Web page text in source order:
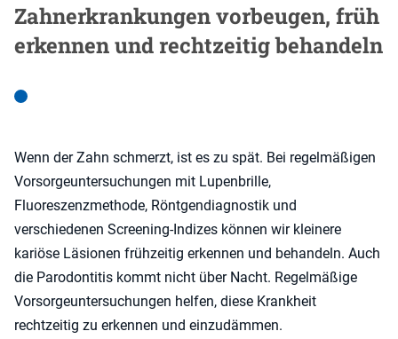
Zahnerkrankungen vorbeugen, früh
erkennen und rechtzeitig behandeln
Wenn der Zahn schmerzt, ist es zu spät. Bei regelmäßigen
Vorsorgeuntersuchungen mit Lupenbrille,
Fluoreszenzmethode, Röntgendiagnostik und
verschiedenen Screening-Indizes können wir kleinere
kariöse Läsionen frühzeitig erkennen und behandeln. Auch
die Parodontitis kommt nicht über Nacht. Regelmäßige
Vorsorgeuntersuchungen helfen, diese Krankheit
rechtzeitig zu erkennen und einzudämmen.